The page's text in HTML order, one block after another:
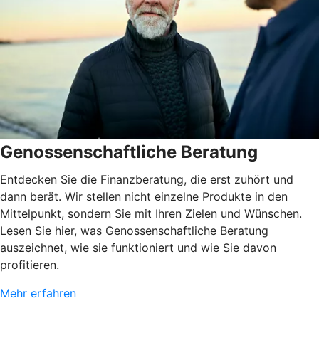
Genossenschaftliche Beratung
Entdecken Sie die Finanzberatung, die erst zuhört und
dann berät. Wir stellen nicht einzelne Produkte in den
Mittelpunkt, sondern Sie mit Ihren Zielen und Wünschen.
Lesen Sie hier, was Genossenschaftliche Beratung
auszeichnet, wie sie funktioniert und wie Sie davon
profitieren.
Mehr erfahren